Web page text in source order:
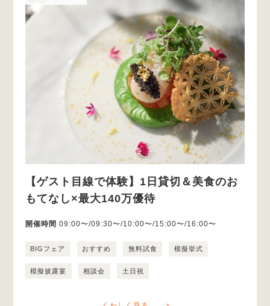
【ゲスト目線で体験】1日貸切＆美食のお
もてなし×最大140万優待
開催時間 09:00〜/09:30〜/10:00〜/15:00〜/16:00〜
BIGフェア おすすめ 無料試食 模擬挙式
模擬披露宴 相談会 土日祝